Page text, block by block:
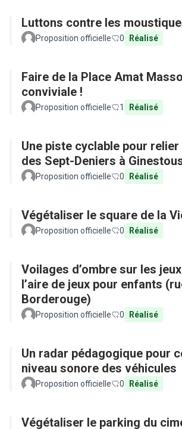
Luttons contre les
Proposition officielle 0 Réalisé
Faire de la Place Amat
conviviale !
Proposition officielle 1 Réalisé
Une piste cyclable pour
des Sept-Deniers à
Proposition officielle 0 Réalisé
Végétaliser le square de la
Proposition officielle 0 Réalisé
Voilages d’ombre sur les
l’aire de jeux pour enfants
Borderouge)
Proposition officielle 0 Réalisé
Un radar pédagogique pour
niveau sonore des véhicules
Proposition officielle 0 Réalisé
Végétaliser le parking du